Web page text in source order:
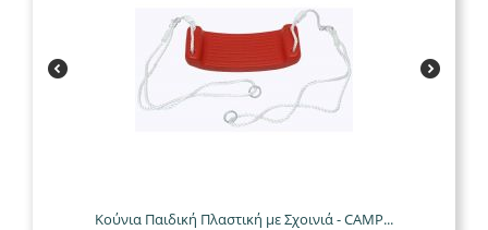
Κούνια Παιδική Πλαστική με Σχοινιά - CAMP...